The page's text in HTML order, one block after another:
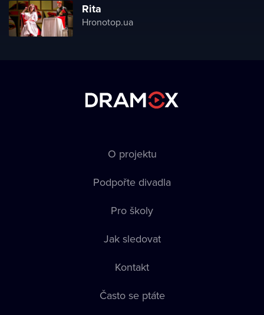
Rita
Hronotop.ua
O projektu
Podpořte divadla
Pro školy
Jak sledovat
Kontakt
Často se ptáte